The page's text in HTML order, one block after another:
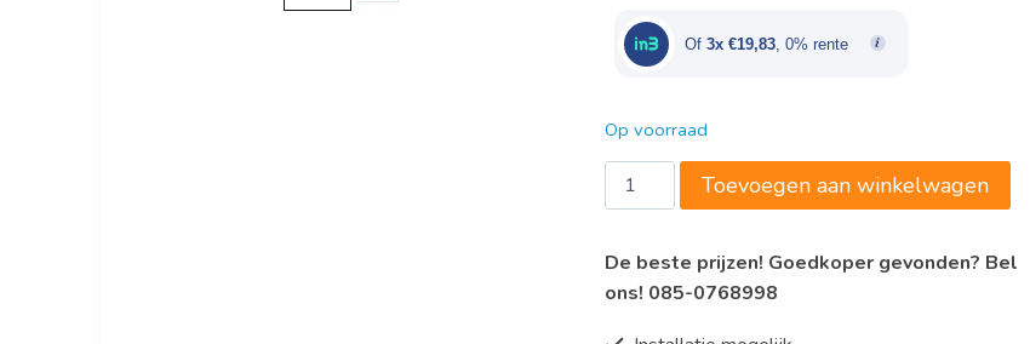
€70,00.€59,50.
Of 3x €19,83, 0% rente
Op voorraad
400
RVS
INCL.
KONSOLES
Toevoegen aan winkelwagen
De beste prijzen! Goedkoper gevonden? Bel
ons! 085-0768998